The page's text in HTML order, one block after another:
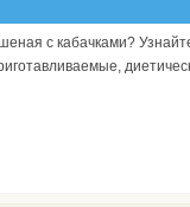
с кабачками?